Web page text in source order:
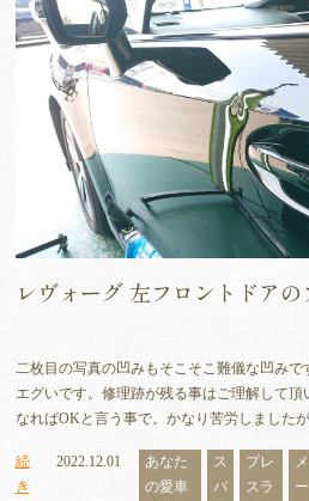
レヴォーグ 左フロントドア
二枚目の写真の凹みもそこそこ難儀な凹み
エグいです。修理跡が残る事はご理解して頂
なればOKと言う事で。かなり苦労しました
続
き
2022.12.01
あなた
の愛車
ス
バ
プレ
スラ
メ
ー